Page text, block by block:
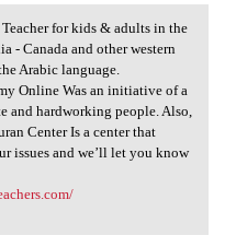
Teacher for
for kids & adults in the
- Canada and other western
Arabic language.
Online Was an initiative of a
and hardworking people. Also,
Center Is a center that
issues and we’ll let you know